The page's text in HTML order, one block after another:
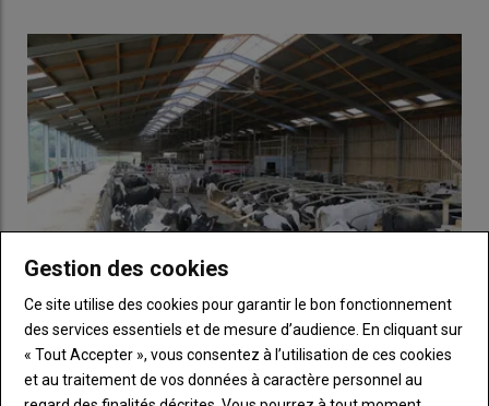
Maladies bovines : réduire l'invasion de mouches et
autres vecteurs volants
02 avril 2026
Gestion des cookies
Ce site utilise des cookies pour garantir le bon fonctionnement
des services essentiels et de mesure d’audience. En cliquant sur
« Tout Accepter », vous consentez à l’utilisation de ces cookies
et au traitement de vos données à caractère personnel au